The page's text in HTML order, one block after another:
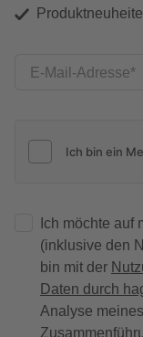
E-Mail-Adresse
Ich möchte auf
(inklusive den
bin mit der
Daten durch
Analyse